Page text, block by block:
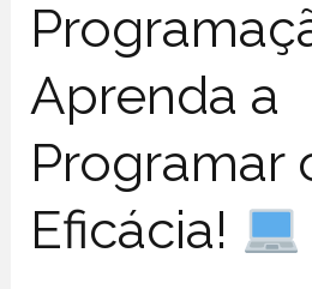
Aprenda a
Programar
Eficácia!